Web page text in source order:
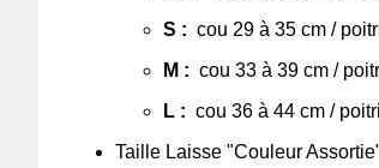
S : cou 29 à 35 cm /
M : cou 33 à 39 cm /
L : cou 36 à 44 cm /
Taille Laisse "Couleur